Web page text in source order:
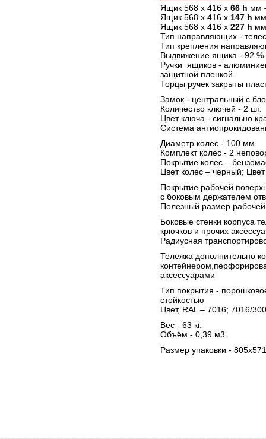
Ящик 568 х 416 х 66 h мм
Ящик 568 х 416 х 147 h
Ящик 568 х 416 х 227 h
Тип направляющих -
Тип крепления
Выдвижение ящика - 92 %.
Ручки ящиков -
защитной пленкой.
Торцы ручек закрыты
Замок - центральный с
Количество ключей - 2 шт.
Цвет ключа - сигнально
Система
Диаметр колес - 100 мм.
Комплект колес - 2
Покрытие колес –
Цвет колес – черный;
Покрытие рабочей
с боковым держателем
Полезный размер
Боковые стенки корпуса
крючков и прочих
Радиусная
Тележка дополнительно
аксессуарами
Тип покрытия -
стойкостью
Цвет, RAL – 7016; 7016/
Вес - 63 кг.
Объём - 0,39 м3.
Размер упаковки -